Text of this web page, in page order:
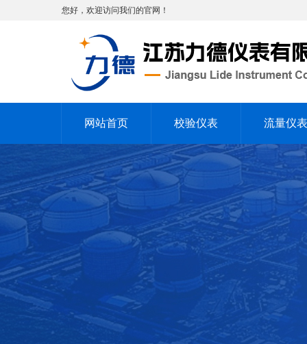
您好，欢迎访问我们的官网！
网站首页 校验仪表 流量仪表